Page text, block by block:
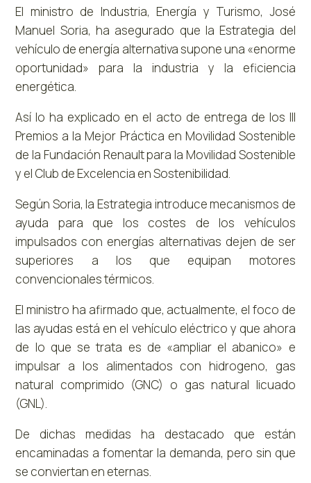
El ministro de Industria, Energía y Turismo, José
Manuel Soria, ha asegurado que la Estrategia del
vehículo de energía alternativa supone una «enorme
oportunidad» para la industria y la eficiencia
energética.
Así lo ha explicado en el acto de entrega de los III
Premios a la Mejor Práctica en Movilidad Sostenible
de la Fundación Renault para la Movilidad Sostenible
y el Club de Excelencia en Sostenibilidad.
Según Soria, la Estrategia introduce mecanismos de
ayuda para que los costes de los vehículos
impulsados con energías alternativas dejen de ser
superiores a los que equipan motores
convencionales térmicos.
El ministro ha afirmado que, actualmente, el foco de
las ayudas está en el vehículo eléctrico y que ahora
de lo que se trata es de «ampliar el abanico» e
impulsar a los alimentados con hidrogeno, gas
natural comprimido (GNC) o gas natural licuado
(GNL).
De dichas medidas ha destacado que están
encaminadas a fomentar la demanda, pero sin que
se conviertan en eternas.